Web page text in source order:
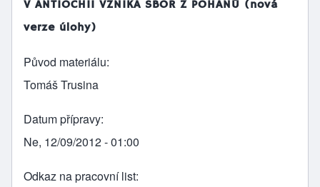
V ANTIOCHII VZNIKÁ SBOR Z POHANŮ (nová
verze úlohy)
Původ materiálu
Tomáš Trusina
Datum přípravy
Ne, 12/09/2012 - 01:00
Odkaz na pracovní list